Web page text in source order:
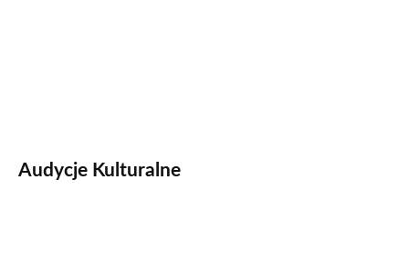
Audycje Kulturalne